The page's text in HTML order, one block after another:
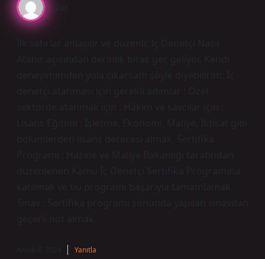
Nur
İlk satırlar anlaşılır ve düzenli; Iç Denetçi Nasıl
Atanır açısından derinlik biraz geç geliyor. Kendi
deneyimimden yola çıkarsam şöyle diyebilirim: İç
denetçi atanması için gerekli adımlar : Özel
sektörde atanmak için : Hâkim ve savcılar için :
Lisans Eğitimi : İşletme, Ekonomi, Maliye, İktisat gibi
bölümlerden lisans derecesi almak. Sertifika
Programı : Hazine ve Maliye Bakanlığı tarafından
düzenlenen Kamu İç Denetçi Sertifika Programına
katılmak ve bu programı başarıyla tamamlamak.
Sınav : Sertifika programı sonunda yapılan sınavdan
geçerli not almak.
Yanıtla